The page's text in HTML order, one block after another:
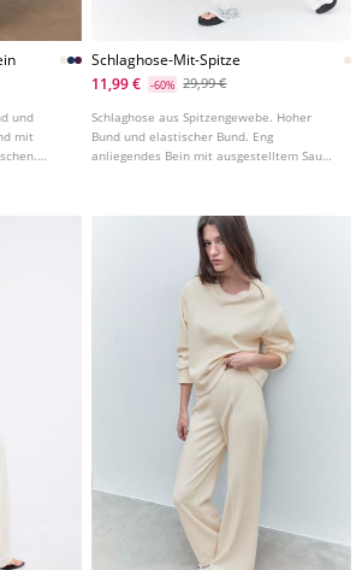
und
mit
Schlaghose-Mit-Spitze
11,99 €
-60% 29,99 €
Schlaghose aus Spitzengewebe. Hoher
Bund und elastischer Bund. Eng
anliegendes Bein mit ausgestelltem Saum.